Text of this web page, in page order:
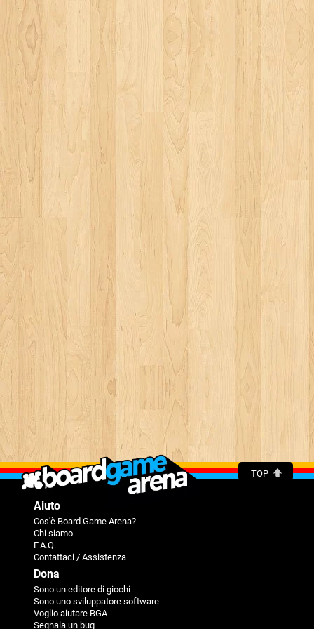
TOP
Aiuto
Cos'è Board Game Arena?
Chi siamo
F.A.Q.
Contattaci / Assistenza
Dona
Sono un editore di giochi
Sono uno sviluppatore software
Voglio aiutare BGA
Segnala un bug